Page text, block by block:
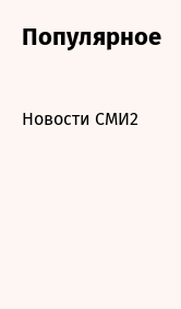
Популярное
Новости СМИ2